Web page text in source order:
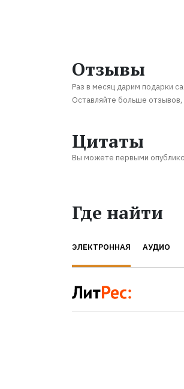
Отзывы
Раз в месяц дарим подарки
Оставляйте больше отзывов,
Цитаты
Вы можете первыми
Где найти
ЭЛЕКТРОННАЯ АУДИО